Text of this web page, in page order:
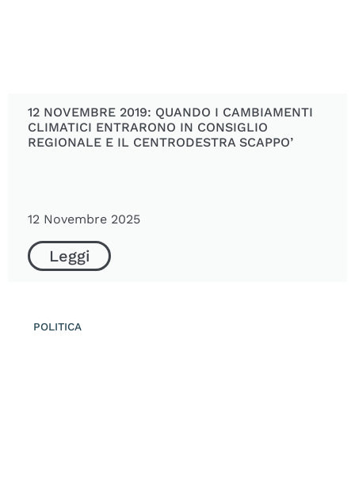
12 NOVEMBRE 2019: QUANDO I CAMBIAMENTI
CLIMATICI ENTRARONO IN CONSIGLIO
REGIONALE E IL CENTRODESTRA SCAPPO’
12 Novembre 2025
Leggi
POLITICA